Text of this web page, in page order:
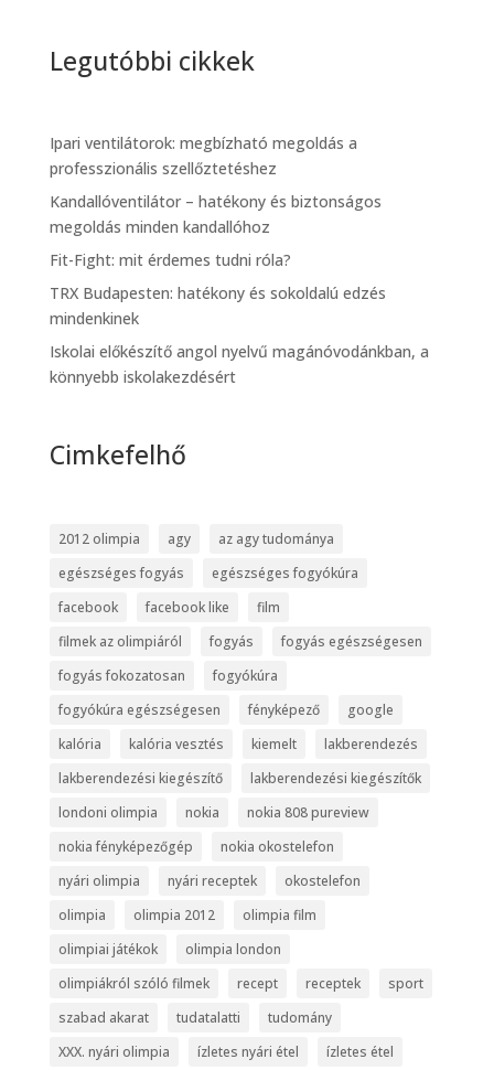
Legutóbbi cikkek
Ipari ventilátorok: megbízható megoldás a
professzionális szellőztetéshez
Kandallóventilátor – hatékony és biztonságos
megoldás minden kandallóhoz
Fit-Fight: mit érdemes tudni róla?
TRX Budapesten: hatékony és sokoldalú edzés
mindenkinek
Iskolai előkészítő angol nyelvű magánóvodánkban, a
könnyebb iskolakezdésért
Cimkefelhő
2012 olimpia agy
az agy tudománya
egészséges fogyás
egészséges fogyókúra
facebook
facebook like
film
filmek az olimpiáról
fogyás
fogyás egészségesen
fogyás fokozatosan
fogyókúra
fogyókúra egészségesen
fényképező
google
kalória
kalória vesztés kiemelt
lakberendezés
lakberendezési kiegészítő
lakberendezési kiegészítők
londoni olimpia
nokia
nokia 808 pureview
nokia fényképezőgép
nokia okostelefon
nyári olimpia
nyári receptek
okostelefon
olimpia
olimpia 2012
olimpia film
olimpiai játékok
olimpia london
olimpiákról szóló filmek
recept receptek
sport
szabad akarat
tudatalatti
tudomány
XXX. nyári olimpia
ízletes nyári étel ízletes étel